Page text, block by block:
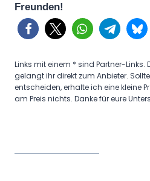
Freunden!
Links mit einem * sind Partner-Links.
gelangt ihr direkt zum Anbieter.
entscheiden, erhalte ich eine kleine
am Preis nichts. Danke für eure